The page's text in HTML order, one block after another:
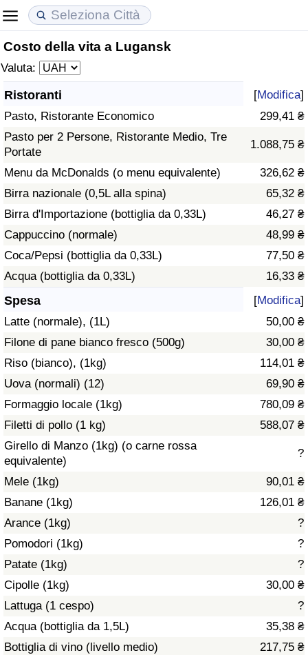
Costo della vita a Lugansk
Valuta:
Ristoranti [Modifica]
Pasto, Ristorante Economico
299,41 ₴
Pasto per 2 Persone, Ristorante Medio, Tre
Portate
1.088,75 ₴
Menu da McDonalds (o menu equivalente)
326,62 ₴
Birra nazionale (0,5L alla spina)
65,32 ₴
Birra d'Importazione (bottiglia da 0,33L)
46,27 ₴
Cappuccino (normale)
48,99 ₴
Coca/Pepsi (bottiglia da 0,33L)
77,50 ₴
Acqua (bottiglia da 0,33L)
16,33 ₴
Spesa [Modifica]
Latte (normale), (1L)
50,00 ₴
Filone di pane bianco fresco (500g)
30,00 ₴
Riso (bianco), (1kg)
114,01 ₴
Uova (normali) (12)
69,90 ₴
Formaggio locale (1kg)
780,09 ₴
Filetti di pollo (1 kg)
588,07 ₴
Girello di Manzo (1kg) (o carne rossa
equivalente)
?
Mele (1kg)
90,01 ₴
Banane (1kg)
126,01 ₴
Arance (1kg)
?
Pomodori (1kg)
?
Patate (1kg)
?
Cipolle (1kg)
30,00 ₴
Lattuga (1 cespo)
?
Acqua (bottiglia da 1,5L)
35,38 ₴
Bottiglia di vino (livello medio)
217,75 ₴
Costo della vita
Indice Del Costo Della Vita (corrente)
Indice Del Costo Della Vita
Indice del Costo della Vita per Nazione
ad Aqaba
Prezzi degli immobili
Indice del Prezzo delle Case (Corrente)
Indice del Prezzo delle Case
Indice del Prezzo delle Case per Nazione
Qualità della Vita
Indice della Qualità della Vita
Indice della Qualità della Vita (Corrente)
Indice della qualità della vita per Paese
Criminalità
Indice del Tasso di Criminalità (Corrente)
Indice della Criminalità
Indice di criminalità per paese
Indice dell’Assistenza Sanitaria (Corrente)
Indice dell’Assistenza Sanitaria
Indice dell’Assistenza Sanitaria per
Nazione
Inquinamento
Indice dell’Inquinamento (Corrente)
Indice di inquinamento
Indice dell’Inquinamento per Nazione
Traffico